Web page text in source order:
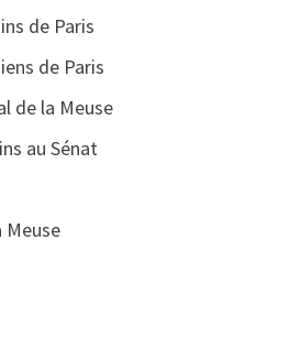
de Paris
de Paris
de la Meuse
au Sénat
Meuse